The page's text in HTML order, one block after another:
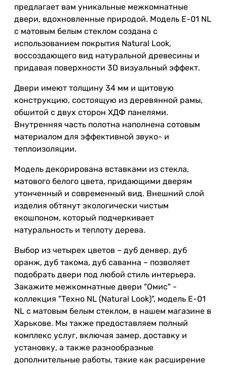
предлагает вам уникальные межкомнатные
двери, вдохновленные природой. Модель Е-01 NL
с матовым белым стеклом создана с
использованием покрытия Natural Look,
воссоздающего вид натуральной древесины и
придавая поверхности 3D визуальный эффект.
Двери имеют толщину 34 мм и щитовую
конструкцию, состоящую из деревянной рамы,
обшитой с двух сторон ХДФ панелями.
Внутренняя часть полотна наполнена сотовым
материалом для эффективной звуко- и
теплоизоляции.
Модель декорирована вставками из стекла,
матового белого цвета, придающими дверям
утонченный и современный вид. Внешний слой
изделия обтянут экологически чистым
екошпоном, который подчеркивает
натуральность и теплоту дерева.
Выбор из четырех цветов – дуб денвер, дуб
оранж, дуб такома, дуб саванна – позволяет
подобрать двери под любой стиль интерьера.
Закажите межкомнатные двери "Омис" -
коллекция "Техно NL (Natural Look)", модель Е-01
NL с матовым белым стеклом, в нашем магазине в
Харькове. Мы также предоставляем полный
комплекс услуг, включая замер, доставку и
установку, а также разнообразные
дополнительные работы, такие как расширение